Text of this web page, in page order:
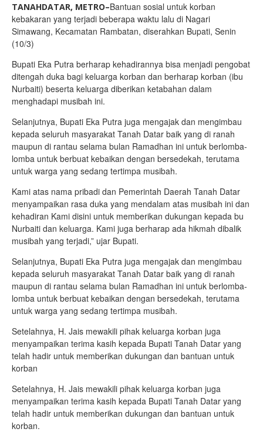
TANAHDATAR, METRO–Bantuan sosial untuk korban
kebakaran yang terjadi beberapa waktu lalu di Nagari
Simawang, Kecamatan Rambatan, diserahkan Bupati, Senin
(10/3)
Bupati Eka Putra berharap kehadirannya bisa menjadi pengobat
ditengah duka bagi keluarga korban dan berharap korban (ibu
Nurbaiti) beserta keluarga diberikan ketabahan dalam
menghadapi musibah ini.
Selanjutnya, Bupati Eka Putra juga mengajak dan mengimbau
kepada seluruh masyarakat Tanah Datar baik yang di ranah
maupun di rantau selama bulan Ramadhan ini untuk berlomba-
lomba untuk berbuat kebaikan dengan bersedekah, terutama
untuk war­ga yang sedang tertimpa musi­bah.
Kami atas nama pribadi dan Pemerintah Daerah Tanah Datar
menyampaikan rasa duka yang mendalam atas musibah ini dan
kehadiran Kami disini untuk memberikan dukungan kepada bu
Nurbaiti dan keluarga. Kami juga berharap ada hikmah dibalik
musibah yang terjadi,” ujar Bupati.
Selanjutnya, Bupati Eka Putra juga mengajak dan mengimbau
kepada seluruh masyarakat Tanah Datar baik yang di ranah
maupun di rantau selama bulan Ramadhan ini untuk berlomba-
lomba untuk berbuat kebaikan dengan bersedekah, terutama
untuk war­ga yang sedang tertimpa musi­bah.
Setelahnya, H. Jais mewakili pihak keluarga korban juga
menyampaikan terima kasih kepada Bupati Tanah Datar yang
telah hadir untuk memberikan dukungan dan bantuan untuk
korban
Setelahnya, H. Jais mewakili pihak keluarga korban juga
menyampaikan terima kasih kepada Bupati Tanah Datar yang
telah hadir untuk memberikan dukungan dan bantuan untuk
korban.